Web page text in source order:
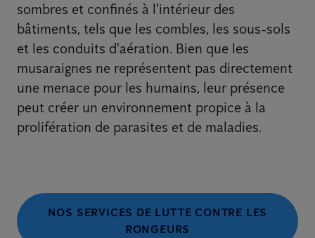
sombres et confinés à l'intérieur des
bâtiments, tels que les combles, les sous-sols
et les conduits d'aération. Bien que les
musaraignes ne représentent pas directement
une menace pour les humains, leur présence
peut créer un environnement propice à la
prolifération de parasites et de maladies.
NOS SERVICES DE LUTTE CONTRE LES
RONGEURS